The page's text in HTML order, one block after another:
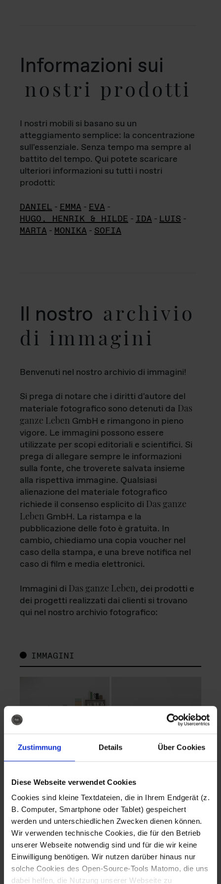
Zustimmung Details Über Cookies
Diese Webseite verwendet Cookies
Cookies sind kleine Textdateien, die in Ihrem Endgerät (z.
B. Computer, Smartphone oder Tablet) gespeichert
werden und unterschiedlichen Zwecken dienen können.
Wir verwenden technische Cookies, die für den Betrieb
unserer Webseite notwendig sind und für die wir keine
Einwilligung benötigen. Wir nutzen darüber hinaus nur
solche Cookies des Open-Source-Tools Matomo, die uns
dabei helfen, die Nutzung unserer Webseite zu
Informazioni sui
nostri prodotti
I nostri mobili si basano su un
atteggiamento semplice: la concentrazione
sull'essenziale. Senza tempo ma sempre al
battito del tempo. Qui potete scaricare
ulteriori informazioni su tutti i nostri
prodotti:
DANIEL - EMMA - EVA -
HUGO, HENRIK & HILDE - IDA - LUIS -
MARTA - MONIKA - SOFIA
Il nostro archivio
di immagini
Benvenuti nel nostro archivio di immagini!
Si prega di notare che i diritti d'autore del
materiale fotografico sono detenuti da Das
ganze Leben GmbH e rimangono in pieno
vigore. Le immagini possono essere
utilizzate per scopi editoriali e scientifici. Si
prega di allegare sempre le informazioni
sulla fonte, che troverete salvata insieme
alla rispettiva immagine. Qualsiasi
alienazione del materiale fotografico
richiede il consenso esplicito di Das ganze
Leben GmbH. La ristampa e la
pubblicazione delle foto è gratuita. In
cambio, chiediamo una copia voucher nel
caso della stampa, e una breve notifica nel
caso di film e media elettronici.
Immagini di Das ganze Leben, dei prodotti e
dei progetti realizzati dai clienti si trovano
qui nel nostro archivio fotografico:
IMMAGINI
Fotografo: Lorenz
Sternbach
Download
Fotografo: Lorenz
Sternbach
Download